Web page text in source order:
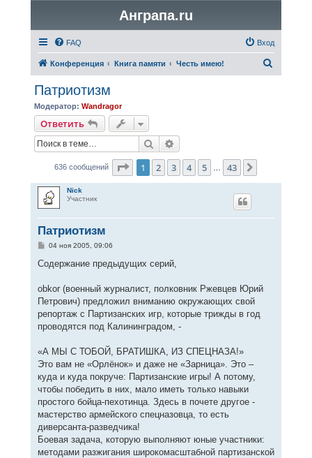
Анграпа.ru
FAQ Вход
Конференция Книга памяти Честь имею!
Патриотизм
Модератор: Wandragor
Ответить
Поиск
636 сообщений Страница из 43
1 2 3 4 5 43
Nick
Участник
Патриотизм
С
о
б
е
и
е
04 ноя 2005, 09:06
Содержание предыдущих серий,
obkor (военный журналист, полковник Ржевцев Юрий
Петрович) предложил вниманию окружающих свой
репортаж с Партизанских игр, которые трижды в год
проводятся под Калининградом, -
«А МЫ С ТОБОЙ, БРАТИШКА, ИЗ СПЕЦНАЗА!»
Это вам не «Орлёнок» и даже не «Зарница». Это –
куда и куда покруче: Партизанские игры! А потому,
чтобы победить в них, мало иметь только навыки
простого бойца-пехотинца. Здесь в почете другое -
мастерство армейского спецназовца, то есть
диверсанта-разведчика!
Боевая задача, которую выполняют юные участники:
методами разжигания широкомасштабной партизанской